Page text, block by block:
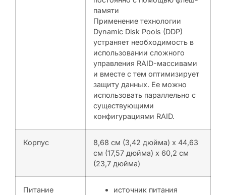
памяти
Применение технологии
Dynamic Disk Pools (DDP)
устраняет необходимость в
использовании сложного
управления RAID-массивами
и вместе с тем оптимизирует
защиту данных. Ее можно
использовать параллельно с
существующими
конфигурациями RAID.
Корпус
8,68 см (3,42 дюйма) x 44,63
см (17,57 дюйма) x 60,2 см
(23,7 дюйма)
Питание
источник питания